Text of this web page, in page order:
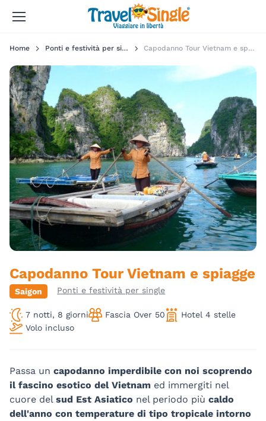
Home Ponti e festività per single Capodanno Tour Vietnam e spiagge
Capodanno Tour Vietnam e spiagge
Saigon Ponti e festività per single
7 notti, 8 giorni Fascia Over 50
Hotel 4 stelle
Volo incluso
Passa un capodanno imperdibile con noi scoprendo
il fascino esotico del Vietnam ed immergiti nel
cuore del sud Est Asiatico nel periodo più caldo
dell'anno con temperature di tipo tropicale intorno